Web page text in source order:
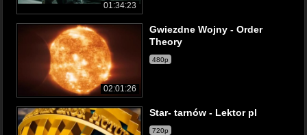
01:34:23
02:01:26
Gwiezdne Wojny - Order
Theory
480p
Star- tarnów - Lektor pl
720p